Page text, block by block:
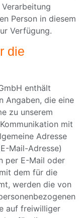
Person in diesem
Verfügung.
die
enthält
Angaben, die eine
zu unserem
mit
Adresse
Mail-Adresse)
per E-Mail oder
dem für die
werden die von
auf freiwilliger